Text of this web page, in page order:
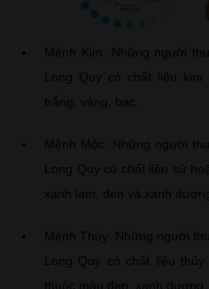
Mệnh Kim: Những người
Long Quy có chất liệu
trắng, vàng, bạc.
Mệnh Mộc: Những người
Long Quy có chất liệu sứ
xanh lam, đen và xanh dương.
Mệnh Thủy: Những người
Long Quy có chất liệu
thuộc màu đen, xanh dương,